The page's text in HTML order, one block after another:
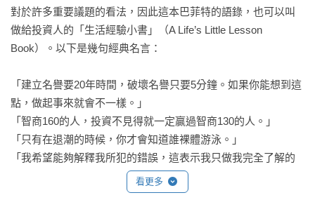
對於許多重要議題的看法，因此這本巴菲特的語錄，也可以叫
做給投資人的「生活經驗小書」（A Life’s Little Lesson
Book）。以下是幾句經典名言：
「建立名譽要20年時間，破壞名譽只要5分鐘。如果你能想到這
點，做起事來就會不一樣。」
「智商160的人，投資不見得就一定贏過智商130的人。」
「只有在退潮的時候，你才會知道誰裸體游泳。」
「我希望能夠解釋我所犯的錯誤，這表示我只做我完全了解的
「你應該投資即使是笨蛋都能經營的企業，因為總有一天企業
看更多